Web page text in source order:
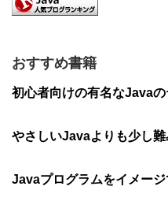
おすすめ書籍
初心者向けの有名なJavaの
やさしいJavaよりも少し
Javaプログラムをイメー